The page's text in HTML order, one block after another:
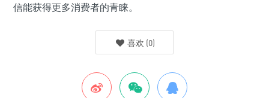
信能获得更多消费者的青睐。
喜欢 (0)